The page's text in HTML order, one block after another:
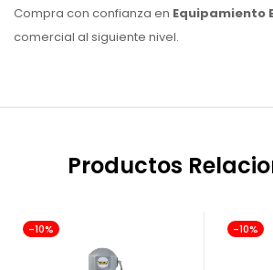
Compra con confianza en Equipamiento
comercial al siguiente nivel.
Productos
-10% -10%